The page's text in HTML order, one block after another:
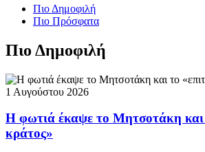
Πιο Δημοφιλή
Πιο Πρόσφατα
Πιο Δημοφιλή
1 Αυγούστου 2026
Η φωτιά έκαψε το Μητσοτάκη και
κράτος»